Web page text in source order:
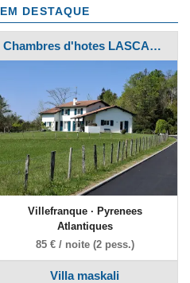
EM DESTAQUE
Chambres d'hotes LASCARAY
Villefranque · Pyrenees
Atlantiques
85 € / noite (2 pess.)
Villa maskali